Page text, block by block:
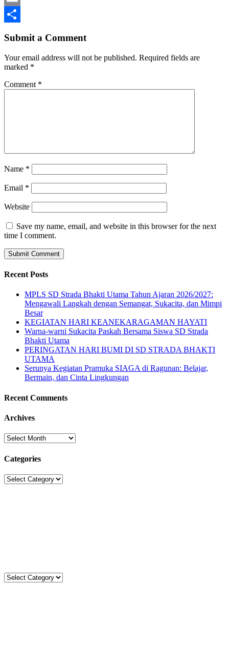
Email
Submit a Comment
Your email address will not be published. Required fields are
marked *
Comment *
Name *
Email *
Website
Save my name, email, and website in this browser for the next
time I comment.
Recent Posts
MPLS SD Strada Bhakti Utama Tahun Ajaran 2026/2027:
Mengawali Langkah dengan Semangat, Sukacita, dan Mimpi
Besar
KEGIATAN HARI KEANEKARAGAMAN HAYATI
Warna-warni Sukacita Paskah Bersama Siswa SD Strada
Bhakti Utama
PERINGATAN HARI BUMI DI SD STRADA BHAKTI
UTAMA
Serunya Kegiatan Pramuka SIAGA di Ragunan: Belajar,
Bermain, dan Cinta Lingkungan
Recent Comments
Archives
Archives
Categories
Categories
Kategori